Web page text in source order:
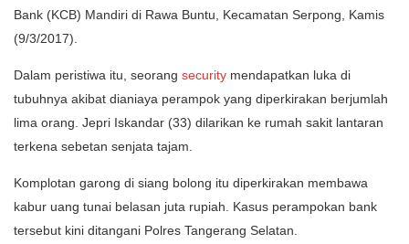
Bank (KCB) Mandiri di Rawa Buntu, Kecamatan Serpong, Kamis
(9/3/2017).
Dalam peristiwa itu, seorang security mendapatkan luka di
tubuhnya akibat dianiaya perampok yang diperkirakan berjumlah
lima orang. Jepri Iskandar (33) dilarikan ke rumah sakit lantaran
terkena sebetan senjata tajam.
Komplotan garong di siang bolong itu diperkirakan membawa
kabur uang tunai belasan juta rupiah. Kasus perampokan bank
tersebut kini ditangani Polres Tangerang Selatan.